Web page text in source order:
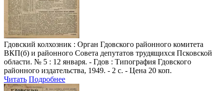
Гдовский колхозник : Орган Гдовского районного комитета
ВКП(б) и районного Совета депутатов трудящихся Псковской
области. № 5 : 12 января. - Гдов : Типография Гдовского
районного издательства, 1949. - 2 с. - Цена 20 коп.
Читать Подробнее